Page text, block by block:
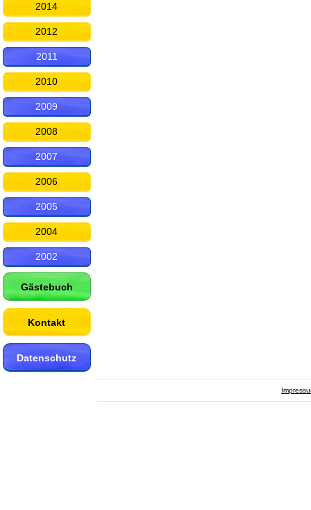
2014
2012
2011
2010
2009
2008
2007
2006
2005
2004
2002
Gästebuch
Kontakt
Datenschutz